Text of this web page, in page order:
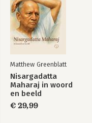
Matthew Greenblatt
Nisargadatta
Maharaj in woord
en beeld
€ 29,99